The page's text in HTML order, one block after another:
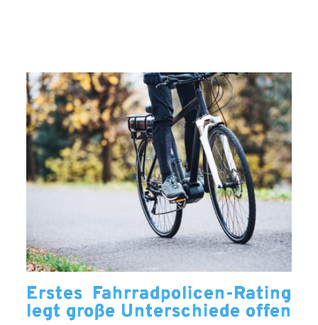
Erstes Fahrradpolicen-Rating
legt große Unterschiede offen